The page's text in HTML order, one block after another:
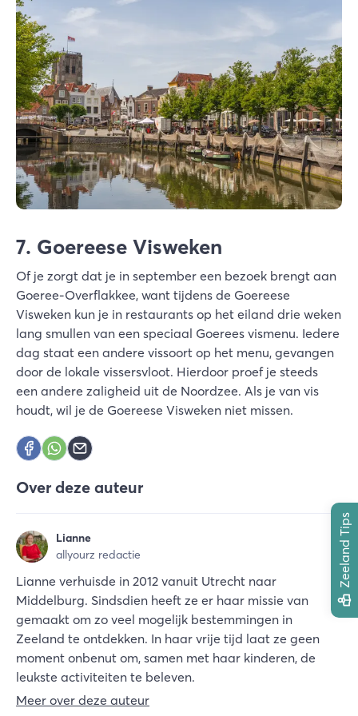
7. Goereese Visweken
Of je zorgt dat je in september een bezoek brengt aan
Goeree-Overflakkee, want tijdens de Goereese
Visweken kun je in restaurants op het eiland drie weken
lang smullen van een speciaal Goerees vismenu. Iedere
dag staat een andere vissoort op het menu, gevangen
door de lokale vissersvloot. Hierdoor proef je steeds
een andere zaligheid uit de Noordzee. Als je van vis
houdt, wil je de Goereese Visweken niet missen.
Over deze auteur
Lianne
allyourz redactie
Lianne verhuisde in 2012 vanuit Utrecht naar
Middelburg. Sindsdien heeft ze er haar missie van
gemaakt om zo veel mogelijk bestemmingen in
Zeeland te ontdekken. In haar vrije tijd laat ze geen
moment onbenut om, samen met haar kinderen, de
leukste activiteiten te beleven.
Meer over deze auteur
Zeeland Tips